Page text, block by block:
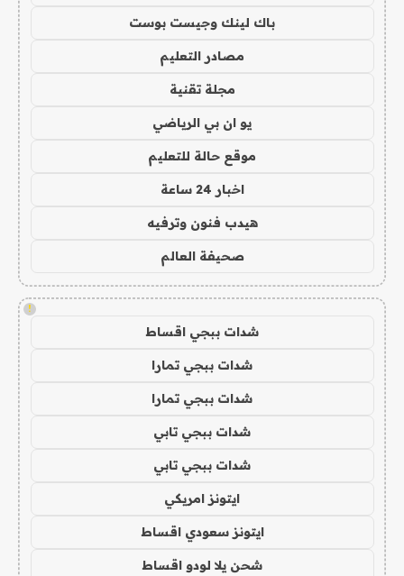
باك لينك وجيست بوست
مصادر التعليم
مجلة تقنية
يو ان بي الرياضي
موقع حالة للتعليم
اخبار 24 ساعة
هيدب فنون وترفيه
صحيفة العالم
!
شدات ببجي اقساط
شدات ببجي تمارا
شدات ببجي تمارا
شدات ببجي تابي
شدات ببجي تابي
ايتونز امريكي
ايتونز سعودي اقساط
شحن يلا لودو اقساط